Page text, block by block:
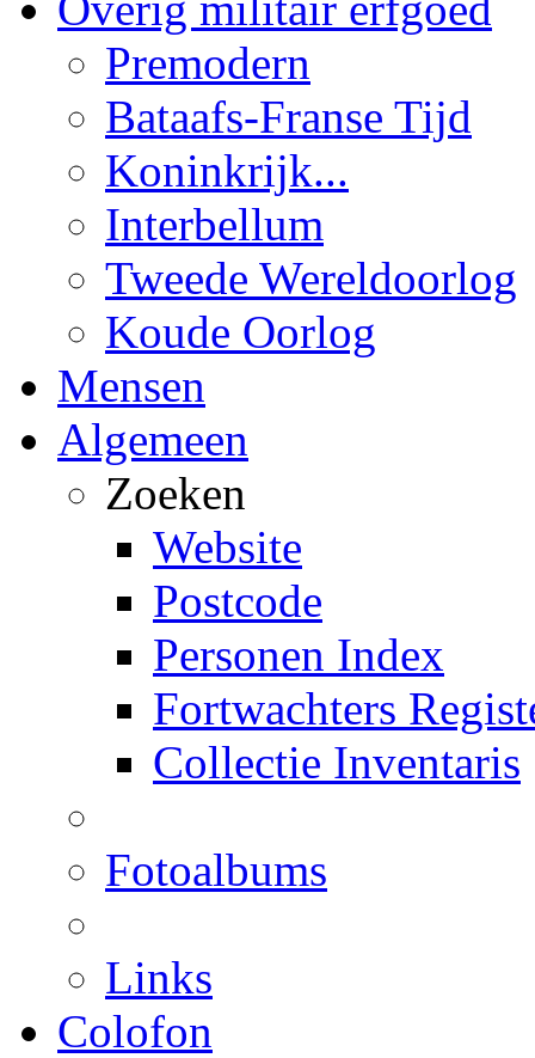
Premodern
Bataafs-Franse Tijd
Koninkrijk...
Interbellum
Tweede Wereldoorlog
Koude Oorlog
Mensen
Algemeen
Zoeken
Website
Postcode
Personen Index
Fortwachters
Collectie Inventaris
Fotoalbums
Links
Colofon